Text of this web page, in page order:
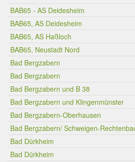
BAB65 - AS Deidesheim
BAB65, AS Deidesheim
BAB65, AS Haßloch
BAB65, Neustadt Nord
Bad Bergzabern
Bad Bergzabern
Bad Bergzabern und B 38
Bad Bergzabern und Klingenmünster
Bad Bergzabern-Oberhausen
Bad Bergzabern/ Schweigen-
Bad Dürkheim
Bad Dürkheim